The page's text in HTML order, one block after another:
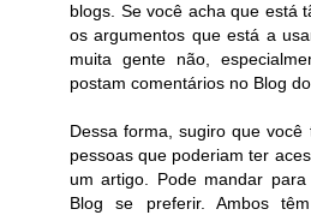
blogs. Se você acha que está
os argumentos que está a
muita gente não,
postam comentários no Blog do
Dessa forma, sugiro que
pessoas que poderiam ter
um artigo. Pode mandar
Blog se preferir. Ambos